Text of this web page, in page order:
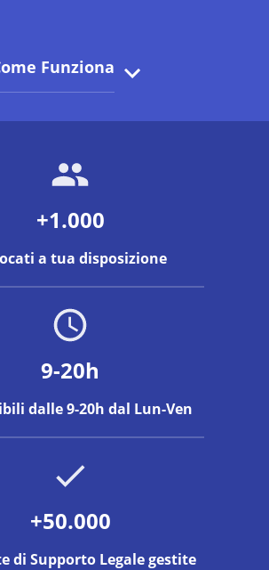
Funziona
+1.000
a tua disposizione
9-20h
dalle 9-20h dal Lun-Ven
+50.000
di Supporto Legale gestite